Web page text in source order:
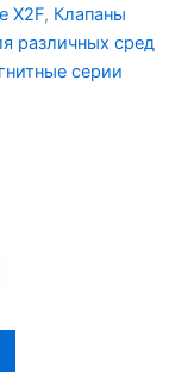
X2F, Клапаны
различных сред
серии